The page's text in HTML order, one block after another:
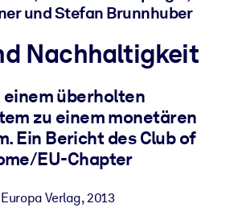
verifiziertes Wissen in Ihr LMS/LXP für
und Stefan Brunnhuber
Nachhaltigkeit
einem überholten
zu einem monetären
Ein Bericht des Club of
EU-Chapter
Europa Verlag,2013